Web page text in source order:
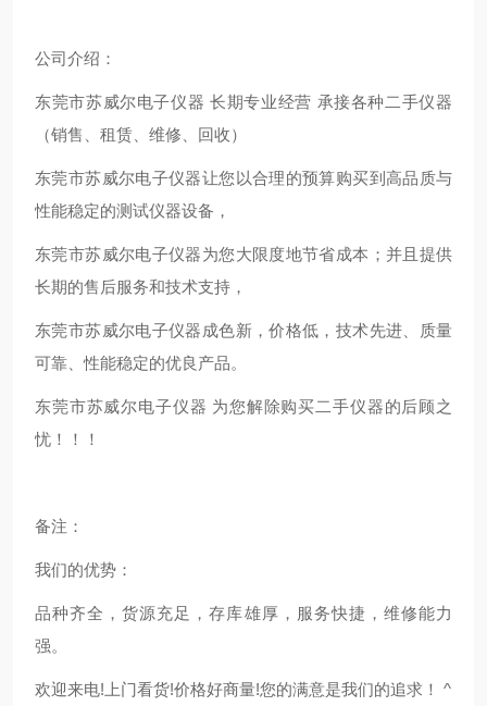
公司介绍：
东莞市苏威尔电子仪器 长期专业经营 承接各种二手仪器
（销售、租赁、维修、回收）
东莞市苏威尔电子仪器让您以合理的预算购买到高品质与
性能稳定的测试仪器设备，
东莞市苏威尔电子仪器为您大限度地节省成本；并且提供
长期的售后服务和技术支持，
东莞市苏威尔电子仪器成色新，价格低，技术先进、质量
可靠、性能稳定的优良产品。
东莞市苏威尔电子仪器 为您解除购买二手仪器的后顾之
忧！！！
备注：
我们的优势：
品种齐全，货源充足，存库雄厚，服务快捷，维修能力
强。
欢迎来电!上门看货!价格好商量!您的满意是我们的追求！ ^